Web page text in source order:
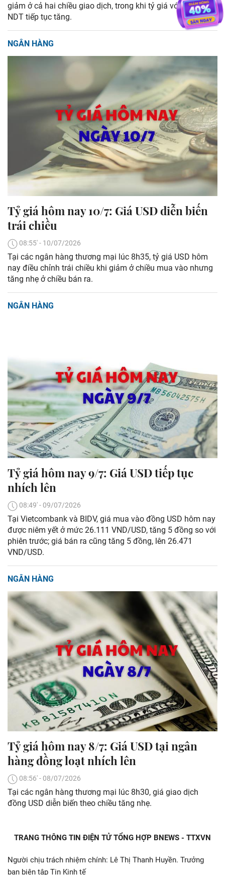
giảm ở cả hai chiều giao dịch, trong khi tỷ giá với đồng
NDT tiếp tục tăng.
NGÂN HÀNG
Tỷ giá hôm nay 10/7: Giá USD diễn biến
trái chiều
08:55' - 10/07/2026
Tại các ngân hàng thương mại lúc 8h35, tỷ giá USD hôm
nay điều chỉnh trái chiều khi giảm ở chiều mua vào nhưng
tăng nhẹ ở chiều bán ra.
NGÂN HÀNG
Tỷ giá hôm nay 9/7: Giá USD tiếp tục
nhích lên
08:49' - 09/07/2026
Tại Vietcombank và BIDV, giá mua vào đồng USD hôm nay
được niêm yết ở mức 26.111 VND/USD, tăng 5 đồng so với
phiên trước; giá bán ra cũng tăng 5 đồng, lên 26.471
VND/USD.
NGÂN HÀNG
Tỷ giá hôm nay 8/7: Giá USD tại ngân
hàng đồng loạt nhích lên
08:56' - 08/07/2026
Tại các ngân hàng thương mại lúc 8h30, giá giao dịch
đồng USD diễn biến theo chiều tăng nhẹ.
TRANG THÔNG TIN ĐIỆN TỬ TỔNG HỢP BNEWS - TTXVN
Người chịu trách nhiệm chính: Lê Thị Thanh Huyền. Trưởng
ban biên tập Tin Kinh tế